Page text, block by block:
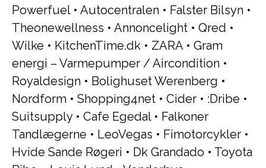
Powerfuel• Autocentralen • Falster Bilsyn •
Theonewellness • Annoncelight • Qred •
Wilke • KitchenTime.dk • ZARA • Gram
energi – Varmepumper / Aircondition •
Royaldesign • Bolighuset Werenberg •
Nordform • Shopping4net • Cider • :Dribe •
Suitsupply• Cafe Egedal• Falkoner
Tandlægerne • LeoVegas • Fimotorcykler •
Hvide Sande Røgeri • Dk Grandado • Toyota